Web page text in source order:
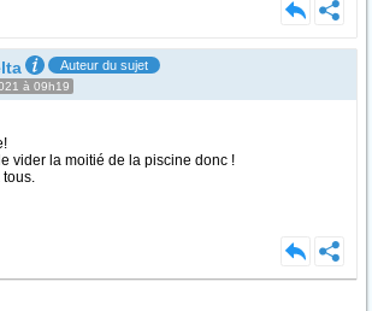
Auteur du sujet
à 09h19
vider la moitié de la piscine donc !
tous.